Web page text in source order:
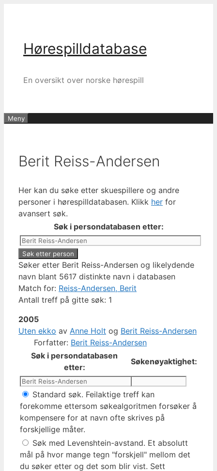
Hørespilldatabase
En oversikt over norske hørespill
Meny
Berit Reiss-Andersen
Her kan du søke etter skuespillere og andre
personer i hørespilldatabasen. Klikk her for
avansert søk.
Søk i persondatabasen etter:
Søker etter Berit Reiss-Andersen og likelydende
navn blant 5617 distinkte navn i databasen
Match for: Reiss-Andersen, Berit
Antall treff på gitte søk: 1
2005
Uten ekko av Anne Holt og Berit Reiss-Andersen
Forfatter: Berit Reiss-Andersen
Søk i persondatabasen
etter:
Søkenøyaktighet:
Standard søk. Feilaktige treff kan
forekomme ettersom søkealgoritmen forsøker å
kompensere for at navn ofte skrives på
forskjellige måter.
Søk med Levenshtein-avstand. Et absolutt
mål på hvor mange tegn "forskjell" mellom det
du søker etter og det som blir vist. Sett